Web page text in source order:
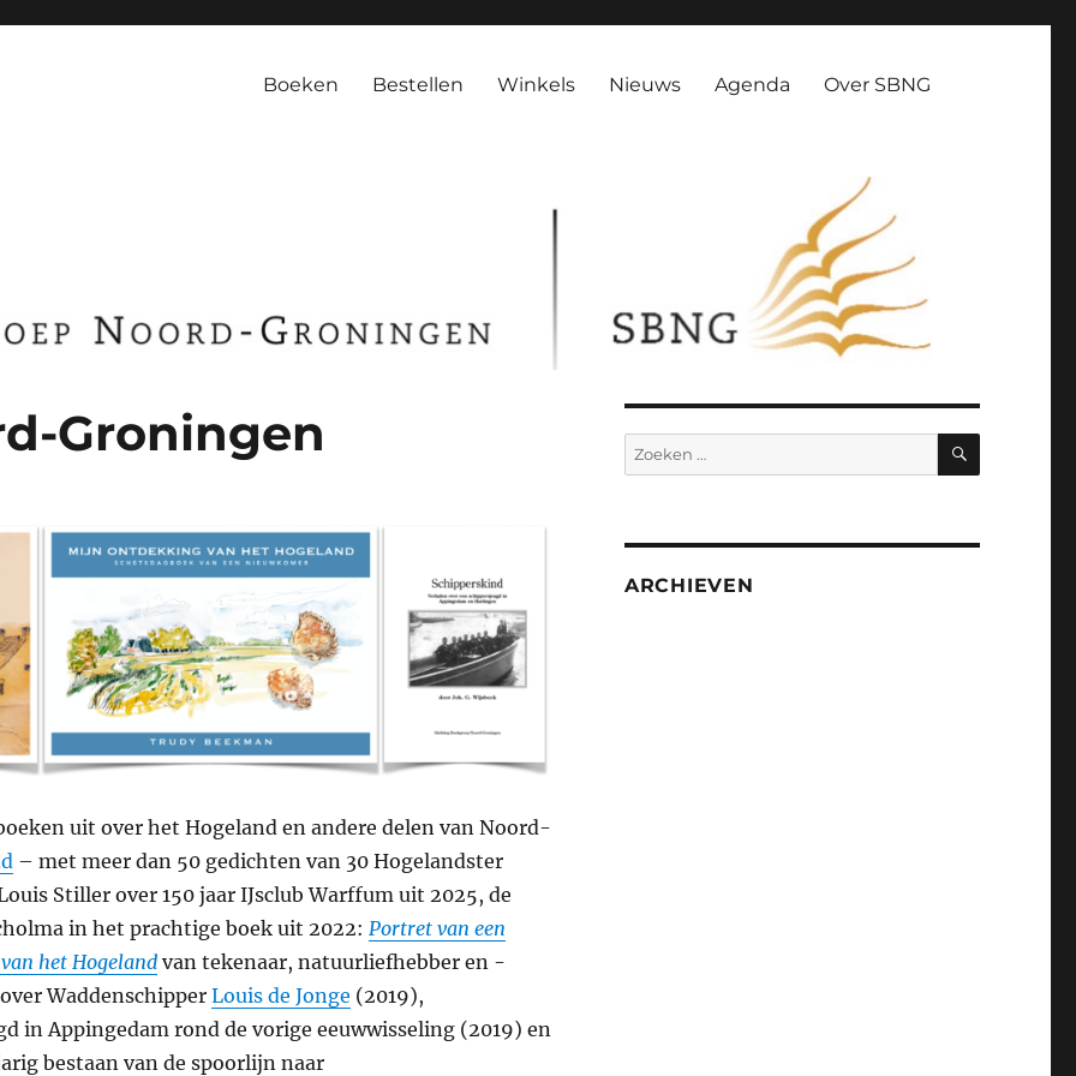
Boeken Bestellen Winkels Nieuws Agenda Over SBNG
Groningen
uit over het Hogeland en andere delen van Noord-
– met meer dan 50 gedichten van 30 Hogelandster
Stiller over 150 jaar IJsclub Warffum uit 2025, de
in het prachtige boek uit 2022: Portret van een
het Hogeland van tekenaar, natuurliefhebber en -
WaddenschipperLouis de Jonge (2019),
in Appingedam rond de vorige eeuwwisseling (2019) en
bestaan van de spoorlijn naar
Zoeken
naar:
ZOEKEN
ARCHIEVEN